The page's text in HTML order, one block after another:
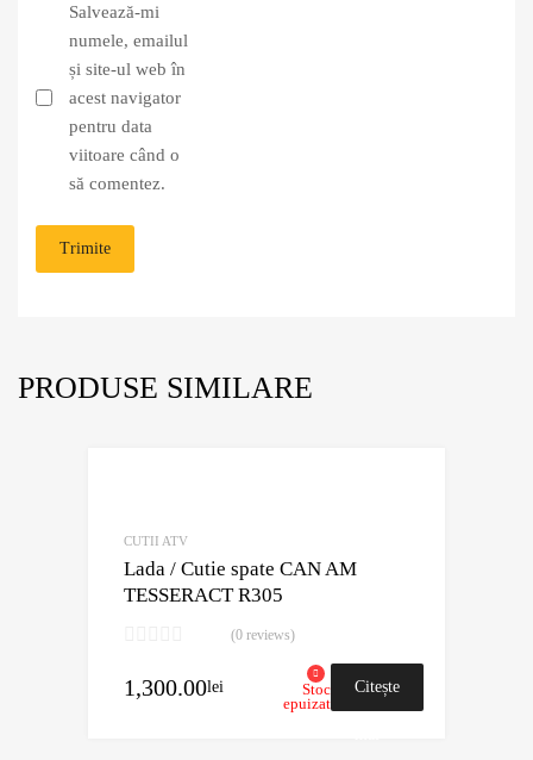
Salvează-mi
numele, emailul
și site-ul web în
acest navigator
pentru data
viitoare când o
să comentez.
PRODUSE SIMILARE
CUTII ATV
Lada / Cutie spate CAN AM
TESSERACT R305
(0 reviews)
1,300.00lei
Stoc
epuizat
Citește